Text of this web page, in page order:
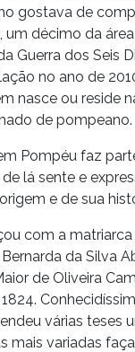
gostava de
um décimo da
Guerra dos Seis
no ano de
nasce ou reside
de pompeano.
Pompéu faz
lá sente e
e de sua
com a
da Silva
de Oliveira
várias teses
mais variadas